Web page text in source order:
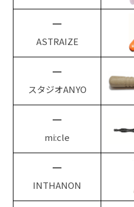
━
ASTRAIZE
━
スタジオANYO
━
mi:cle
━
INTHANON